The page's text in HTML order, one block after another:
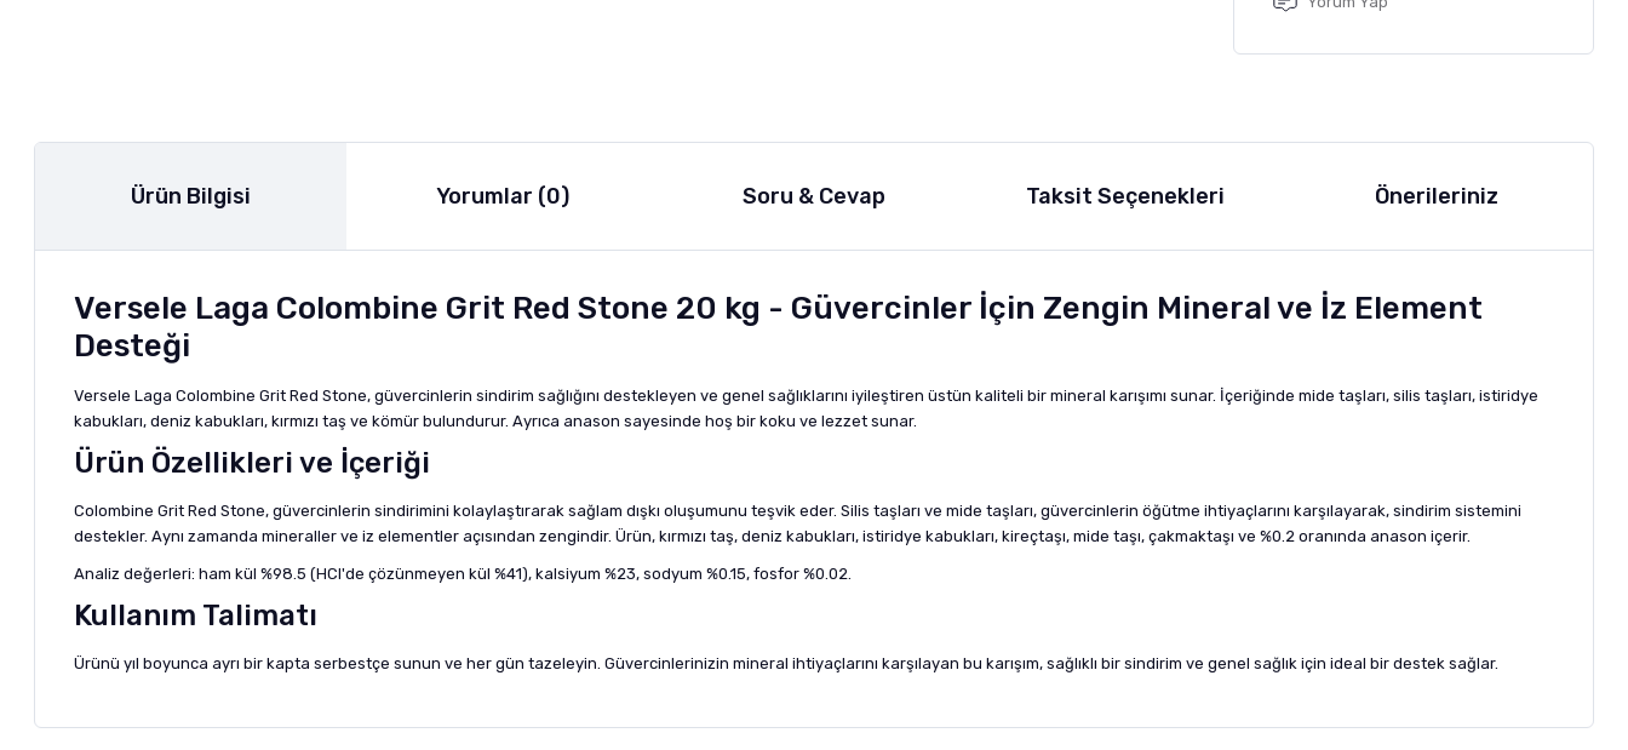
Ürün Bilgisi Yorumlar (0) Soru & Cevap Taksit Seçenekleri Önerileriniz
Versele Laga Colombine Grit Red Stone 20 kg - Güvercinler İçin Zengin Mineral ve İz Element
Desteği
Versele Laga Colombine Grit Red Stone, güvercinlerin sindirim sağlığını destekleyen ve genel sağlıklarını iyileştiren üstün kaliteli bir mineral karışımı sunar. İçeriğinde mide taşları, silis taşları, istiridye
kabukları, deniz kabukları, kırmızı taş ve kömür bulundurur. Ayrıca anason sayesinde hoş bir koku ve lezzet sunar.
Ürün Özellikleri ve İçeriği
Colombine Grit Red Stone, güvercinlerin sindirimini kolaylaştırarak sağlam dışkı oluşumunu teşvik eder. Silis taşları ve mide taşları, güvercinlerin öğütme ihtiyaçlarını karşılayarak, sindirim sistemini
destekler. Aynı zamanda mineraller ve iz elementler açısından zengindir. Ürün, kırmızı taş, deniz kabukları, istiridye kabukları, kireçtaşı, mide taşı, çakmaktaşı ve %0.2 oranında anason içerir.
Analiz değerleri: ham kül %98.5 (HCl'de çözünmeyen kül %41), kalsiyum %23, sodyum %0.15, fosfor %0.02.
Kullanım Talimatı
Ürünü yıl boyunca ayrı bir kapta serbestçe sunun ve her gün tazeleyin. Güvercinlerinizin mineral ihtiyaçlarını karşılayan bu karışım, sağlıklı bir sindirim ve genel sağlık için ideal bir destek sağlar.